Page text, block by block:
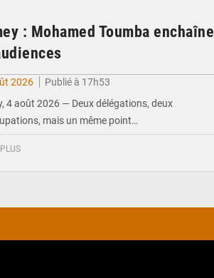
: Mohamed Toumba enchaîne
2026
Publié à 17h53
4 août 2026 — Deux délégations, deux
mais un même point…